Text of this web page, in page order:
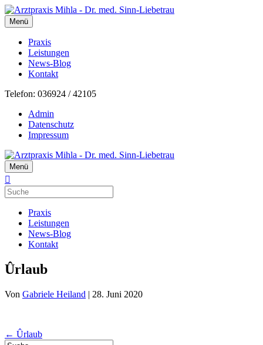
Menü
Praxis
Leistungen
News-Blog
Kontakt
Telefon: 036924 / 42105
Admin
Datenschutz
Impressum
Menü
Praxis
Leistungen
News-Blog
Kontakt
Ûrlaub
Von Gabriele Heiland | 28. Juni 2020
← Ûrlaub